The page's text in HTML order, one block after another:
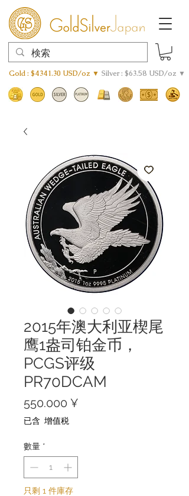
Gold : $4341.30 USD/oz ▼ Silver : $63.58 USD/oz ▼
2015年澳大利亚楔尾
鹰1盎司铂金币，
PCGS评级
PR70DCAM
550.000 ¥
已含 增值税
數量 *
只剩 1 件庫存